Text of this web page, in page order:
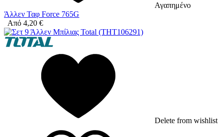
Αγαπημένο
Άλλεν Ταφ Force 765G
Από 4,20 €
Delete from wishlist